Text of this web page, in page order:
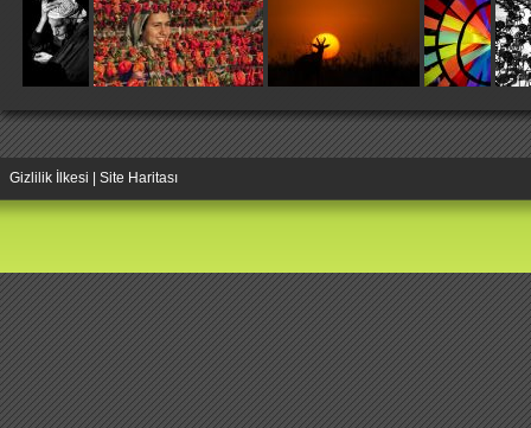
Gizlilik İlkesi Site Haritası